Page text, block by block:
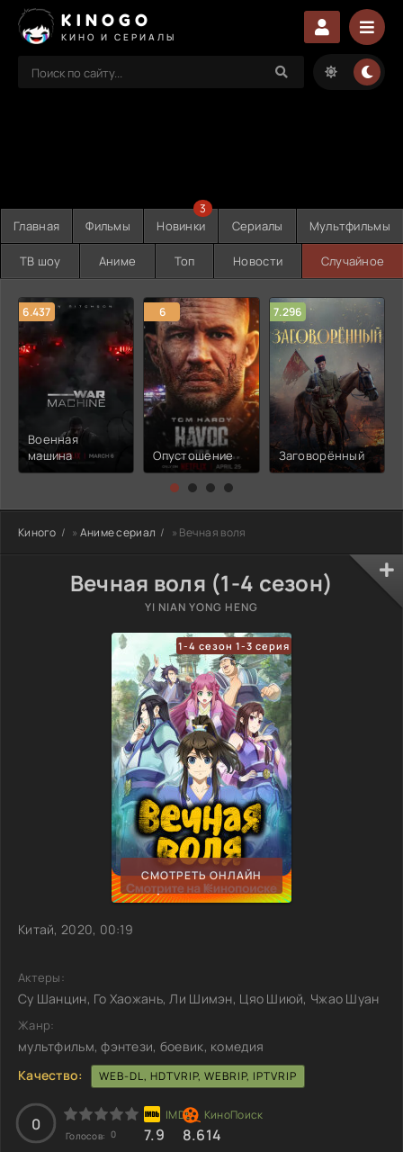
KINOGO
КИНО И СЕРИАЛЫ
Главная Фильмы Новинки
3
Сериалы Мультфильмы
ТВ шоу Аниме Топ Новости Случайное
6.437
Военная
машина
6
Опустошение
7.296
Заговорённый
Киного » Аниме сериал » Вечная воля
Вечная воля (1-4 сезон)
YI NIAN YONG HENG
1-4 сезон 1-3 серия
СМОТРЕТЬ ОНЛАЙН
Китай, 2020, 00:19
Актеры:
Су Шанцин, Го Хаожань, Ли Шимэн, Цяо Шиюй, Чжао Шуан
Жанр:
мультфильм, фэнтези, боевик, комедия
Качество:
WEB-DL, HDTVRIP, WEBRIP, IPTVRIP
0
Голосов: 0 7.9 8.614